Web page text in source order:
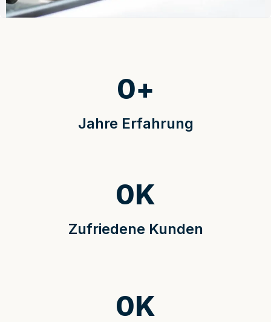
Jahre Erfahrung
0+
Zufriedene Kunden
0K
0K